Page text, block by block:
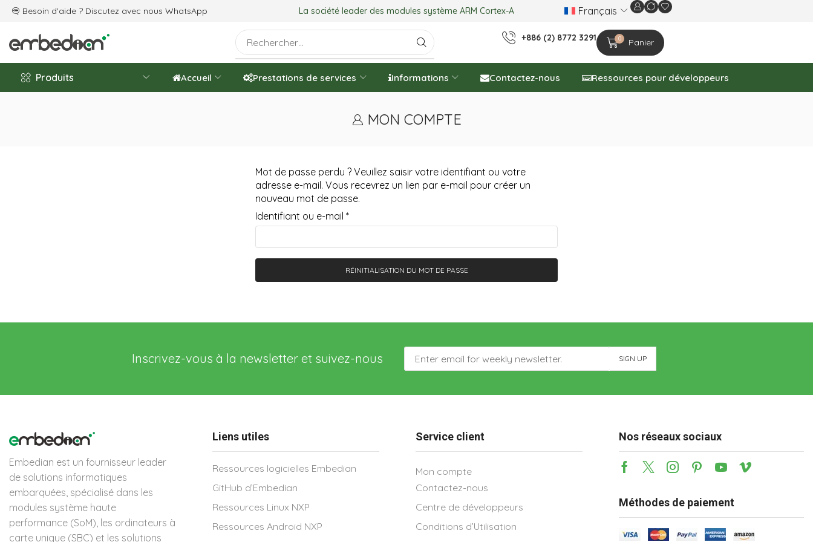
Besoin d'aide ? Discutez avec nous WhatsApp
célébrons le 20ᵉ anniversaire de l'entreprise La société leader des modules système ARM Cortex-A Nous célébrons le 20ᵉ anniversaire de
Français
+886 (2) 8772 3291 0 Panier
Produits Accueil Prestations de services Informations Contactez-nous Ressources pour développeurs
MON COMPTE
Mot de passe perdu ? Veuillez saisir votre identifiant ou votre
adresse e-mail. Vous recevrez un lien par e-mail pour créer un
nouveau mot de passe.
Identifiant ou e-mail *
RÉINITIALISATION DU MOT DE PASSE
Inscrivez-vous à la newsletter et suivez-nous
Embedian est un fournisseur leader
de solutions informatiques
embarquées, spécialisé dans les
modules système haute
performance (SoM), les ordinateurs à
carte unique (SBC) et les solutions
Liens utiles
Ressources logicielles Embedian
GitHub d’Embedian
Ressources Linux NXP
Ressources Android NXP
Service client
Mon compte
Contactez-nous
Centre de développeurs
Conditions d’Utilisation
Nos réseaux sociaux
Méthodes de paiement